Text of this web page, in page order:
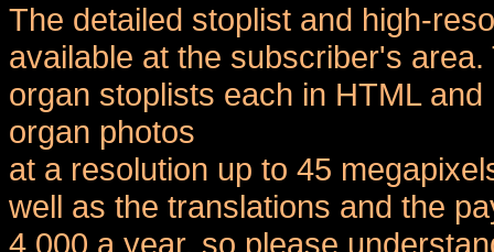
The detailed stoplist and high-
available at the subscriber's
organ stoplists each in HTML
organ photos
at a resolution up to 45
well as the translations and the
4,000 a year, so please